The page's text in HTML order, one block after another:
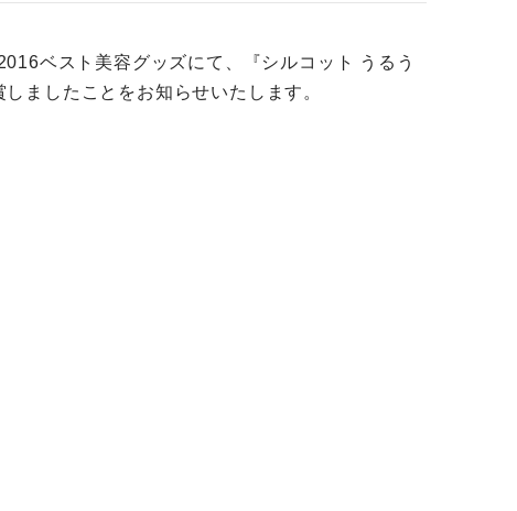
ベスト美容グッズにて、『シルコット うるう
ましたことをお知らせいたします。